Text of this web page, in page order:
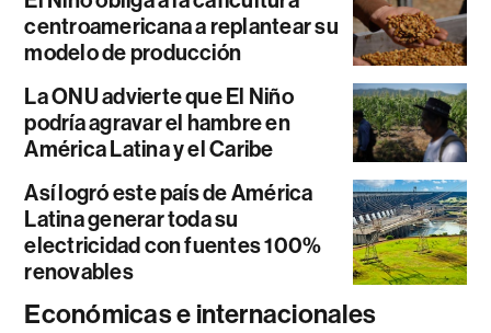
centroamericana a replantear su
modelo de producción
La ONU advierte que El Niño
podría agravar el hambre en
América Latina y el Caribe
Así logró este país de América
Latina generar toda su
electricidad con fuentes 100%
renovables
Económicas e internacionales